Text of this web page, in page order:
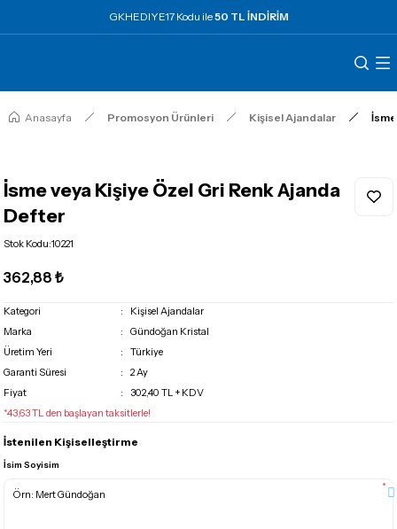
GKHEDIYE17 Kodu ile50 TL İNDİRİM
Anasayfa Promosyon Ürünleri Kişisel Ajandalar
İsme veya Kişiye Özel Gri Renk Ajanda
Defter
Stok Kodu:10221
362,88 ₺
Kategori
Kişisel Ajandalar
Marka
Gündoğan Kristal
Üretim Yeri
Türkiye
Garanti Süresi
2 Ay
Fiyat
302,40 TL + KDV
*43,63 TL den başlayan taksitlerle!
İstenilen Kişiselleştirme
İsim Soyisim
*